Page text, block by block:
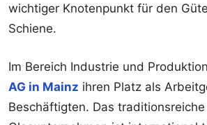
wichtiger Knotenpunkt für den
Schiene.
Im Bereich Industrie und
AG in Mainz ihren Platz als
Beschäftigten. Das traditionsreiche